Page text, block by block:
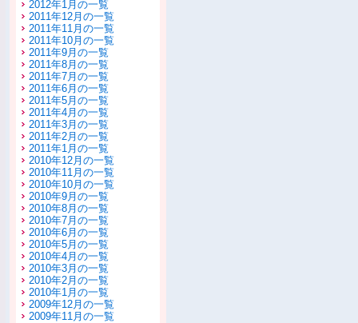
2012年1月の一覧
2011年12月の一覧
2011年11月の一覧
2011年10月の一覧
2011年9月の一覧
2011年8月の一覧
2011年7月の一覧
2011年6月の一覧
2011年5月の一覧
2011年4月の一覧
2011年3月の一覧
2011年2月の一覧
2011年1月の一覧
2010年12月の一覧
2010年11月の一覧
2010年10月の一覧
2010年9月の一覧
2010年8月の一覧
2010年7月の一覧
2010年6月の一覧
2010年5月の一覧
2010年4月の一覧
2010年3月の一覧
2010年2月の一覧
2010年1月の一覧
2009年12月の一覧
2009年11月の一覧